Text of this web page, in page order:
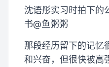
沈语彤实习时拍下的
书@鱼粥粥
那段经历留下的记忆
和兴奋，但很快被高